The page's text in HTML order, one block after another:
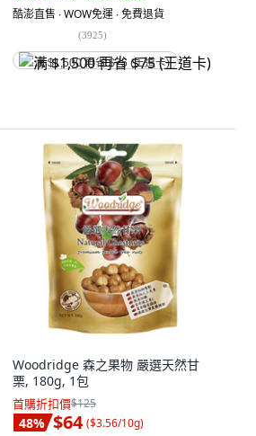
酷澎直售 ∙ WOW免運 ∙ 免費退貨
(3925)
满 $1,500 再省 $75 (王道卡)
Woodridge 森之果物 嚴選天然甘
栗, 180g, 1包
首購折扣價$125
48% $64 ($3.56/10g)